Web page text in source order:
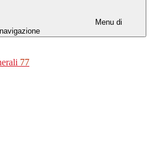
Menu di
navigazione
77